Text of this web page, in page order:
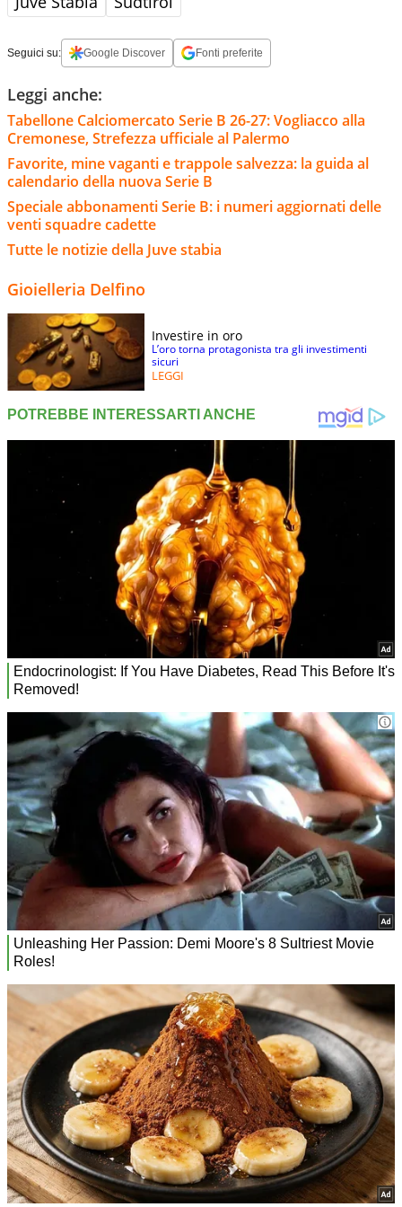
Seguici su: Google Discover Fonti preferite
Leggi anche:
Tabellone Calciomercato Serie B 26-27: Vogliacco alla
Cremonese, Strefezza ufficiale al Palermo
Favorite, mine vaganti e trappole salvezza: la guida al
calendario della nuova Serie B
Speciale abbonamenti Serie B: i numeri aggiornati delle
venti squadre cadette
Tutte le notizie della Juve stabia
Gioielleria Delfino
Investire in oro
L’oro torna protagonista tra gli investimenti
sicuri
LEGGI